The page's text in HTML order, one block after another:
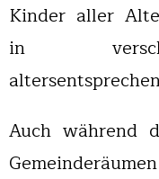
Kinder aller
in
Auch während